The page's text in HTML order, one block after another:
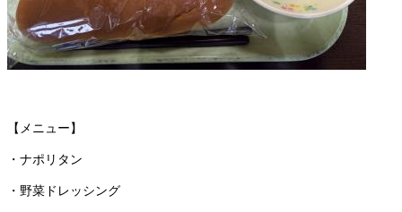
【メニュー】
・ナポリタン
・野菜ドレッシング